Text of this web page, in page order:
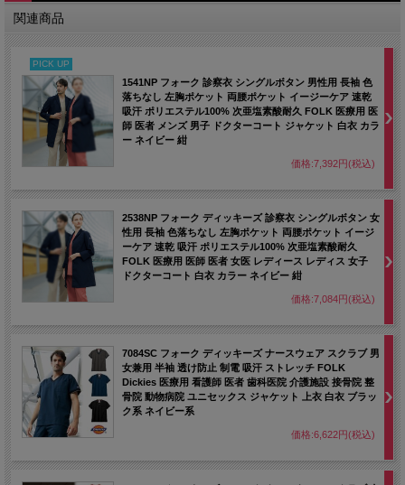
関連商品
PICK UP
1541NP フォーク 診察衣 シングルボタン 男性用 長袖 色
落ちなし 左胸ポケット 両腰ポケット イージーケア 速乾
吸汗 ポリエステル100% 次亜塩素酸耐久 FOLK 医療用 医
師 医者 メンズ 男子 ドクターコート ジャケット 白衣 カラ
ー ネイビー 紺
価格:7,392円(税込)
2538NP フォーク ディッキーズ 診察衣 シングルボタン 女
性用 長袖 色落ちなし 左胸ポケット 両腰ポケット イージ
ーケア 速乾 吸汗 ポリエステル100% 次亜塩素酸耐久
FOLK 医療用 医師 医者 女医 レディース レディス 女子
ドクターコート 白衣 カラー ネイビー 紺
価格:7,084円(税込)
7084SC フォーク ディッキーズ ナースウェア スクラブ 男
女兼用 半袖 透け防止 制電 吸汗 ストレッチ FOLK
Dickies 医療用 看護師 医者 歯科医院 介護施設 接骨院 整
骨院 動物病院 ユニセックス ジャケット 上衣 白衣 ブラッ
ク系 ネイビー系
価格:6,622円(税込)